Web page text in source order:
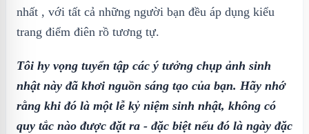
nhất , với tất cả những người bạn đều áp dụng kiểu
trang điểm điên rồ tương tự.
Tôi hy vọng tuyển tập các ý tưởng chụp ảnh sinh
nhật này đã khơi nguồn sáng tạo của bạn. Hãy nhớ
rằng khi đó là một lễ kỷ niệm sinh nhật, không có
quy tắc nào được đặt ra - đặc biệt nếu đó là ngày đặc